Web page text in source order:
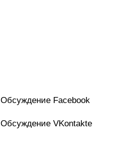
Обсуждение Facebook
Обсуждение VKontakte